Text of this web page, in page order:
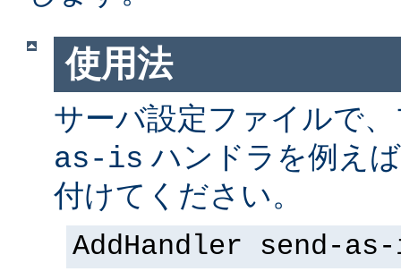
使用法
サーバ設定ファイルで
as-is ハンドラを例え
付けてください。
AddHandler send-